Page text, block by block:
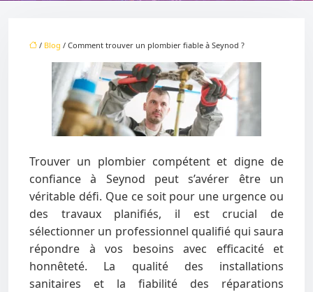
/ Blog / Comment trouver un plombier fiable à Seynod ?
Trouver un plombier compétent et digne de
confiance à Seynod peut s’avérer être un
véritable défi. Que ce soit pour une urgence ou
des travaux planifiés, il est crucial de
sélectionner un professionnel qualifié qui saura
répondre à vos besoins avec efficacité et
honnêteté. La qualité des installations
sanitaires et la fiabilité des réparations